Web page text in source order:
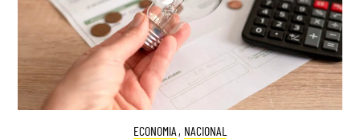
ECONOMIA , NACIONAL